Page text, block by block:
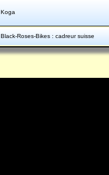
Koga
Black-Roses-Bikes : cadreur suisse